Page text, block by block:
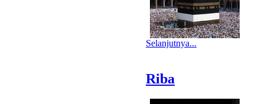
Selanjutnya...
Riba